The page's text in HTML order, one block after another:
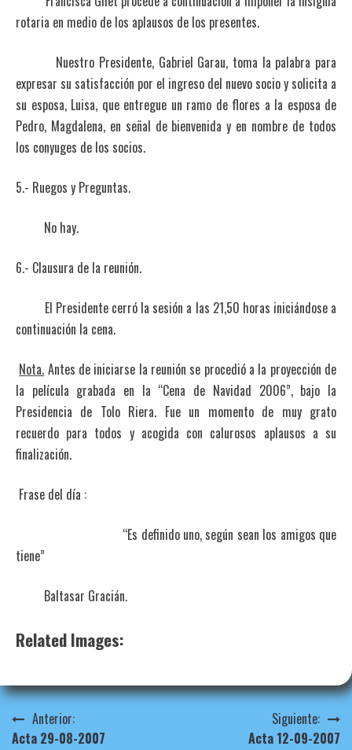
rotaria en medio de los aplausos de los presentes.
Nuestro Presidente, Gabriel Garau, toma la palabra para
expresar su satisfacción por el ingreso del nuevo socio y solicita a
su esposa, Luisa, que entregue un ramo de flores a la esposa de
Pedro, Magdalena, en señal de bienvenida y en nombre de todos
los conyuges de los socios.
5.- Ruegos y Preguntas.
No hay.
6.- Clausura de la reunión.
El Presidente cerró la sesión a las 21,50 horas iniciándose a
continuación la cena.
Nota. Antes de iniciarse la reunión se procedió a la proyección de
la película grabada en la “Cena de Navidad 2006”, bajo la
Presidencia de Tolo Riera. Fue un momento de muy grato
recuerdo para todos y acogida con calurosos aplausos a su
finalización.
Frase del día :
“Es definido uno, según sean los amigos que
tiene”
Baltasar Gracián.
Related Images:
Navegación
Anterior:
Acta 29-08-2007
Siguiente:
Acta 12-09-2007